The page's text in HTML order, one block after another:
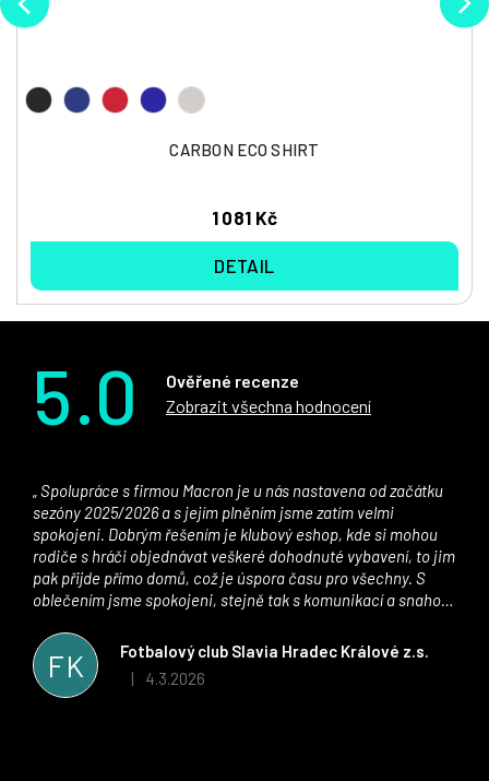
CARBON ECO SHIRT
1 081 Kč
DETAIL
5.0
Ověřené recenze
Zobrazit všechna hodnocení
FK
Fotbalový club Slavia Hradec Králové z.s.
Hodnocení obchodu je 5 z 5 hvězdiček.
| 4.3.2026
sezóny 2025/2026 a s jejím plněním jsme zatím velmi
spokojeni. Dobrým řešením je klubový eshop, kde si mohou
rodiče s hráči objednávat veškeré dohodnuté vybavení, to jim
pak přijde přímo domů, což je úspora času pro všechny. S
oblečením jsme spokojeni, stejně tak s komunikací a snahou
stran. Věříme, že v tomto duchu bude spolupráce pokračovat
i nadále, nyní už začínáme řešit i první sady dresů ;)